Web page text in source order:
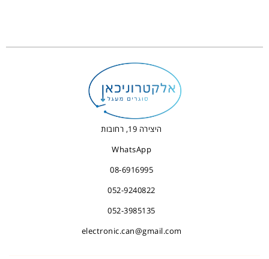
היצירה 19, רחובות
WhatsApp
08-6916995
052-9240822
052-3985135
electronic.can@gmail.com